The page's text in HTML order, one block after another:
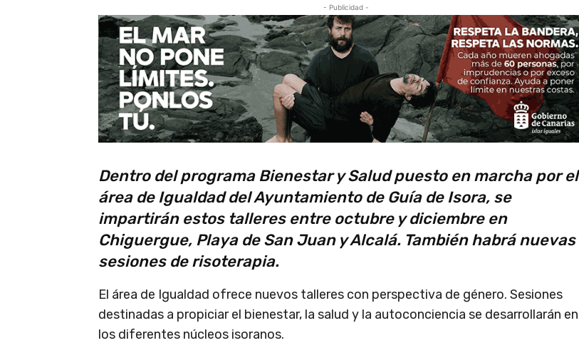
- Publicidad -
Dentro del programa Bienestar y Salud puesto en marcha por el
área de Igualdad del Ayuntamiento de Guía de Isora, se
impartirán estos talleres entre octubre y diciembre en
Chiguergue, Playa de San Juan y Alcalá. También habrá nuevas
sesiones de risoterapia.
El área de Igualdad ofrece nuevos talleres con perspectiva de género. Sesiones
destinadas a propiciar el bienestar, la salud y la autoconciencia se desarrollarán en
los diferentes núcleos isoranos.